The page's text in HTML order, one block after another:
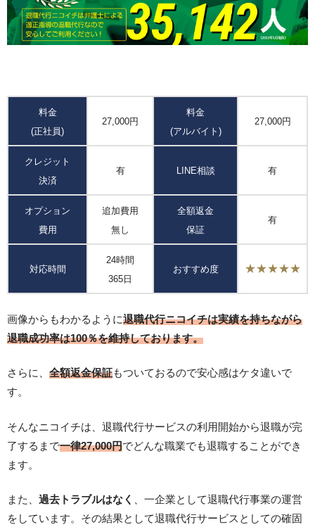
料金
(正社員)
27,000円
料金
(アルバイト)
27,000円
クレジット
決済
有 LINE相談 有
オプション
費用
追加費用
無し
全額返金
保証
有
対応時間
24時間
365日
おすすめ度 ★★★★★
画像からもわかるように退職代行ニコイチは実績を持ちながら
退職成功率は100％を維持しております。
さらに、 全額返金保証もついておるので安心感はケタ違いで
す。
そんなニコイチは、退職代行サービスの利用開始から退職が完
了するまで一律27,000円でどんな職業でも退職することができ
ます。
また、 過去トラブルはなく
、一企業として退職代行事業の運営
をしています。その結果として退職代行サービスとしての確固